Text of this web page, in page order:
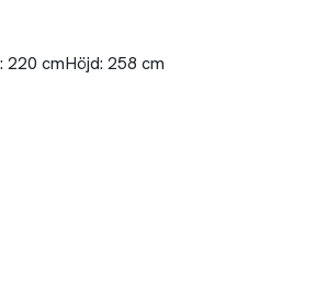
220 cmHöjd: 258 cm